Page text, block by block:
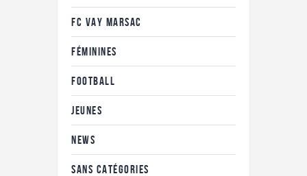
FC VAY MARSAC
FÉMININES
FOOTBALL
JEUNES
NEWS
SANS CATÉGORIES